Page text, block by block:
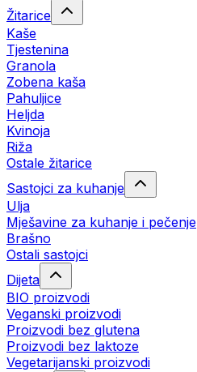
Žitarice
Kaše
Tjestenina
Granola
Zobena kaša
Pahuljice
Heljda
Kvinoja
Riža
Ostale žitarice
Sastojci za kuhanje
Ulja
Mješavine za kuhanje i pečenje
Brašno
Ostali sastojci
Dijeta
BIO proizvodi
Veganski proizvodi
Proizvodi bez glutena
Proizvodi bez laktoze
Vegetarijanski proizvodi